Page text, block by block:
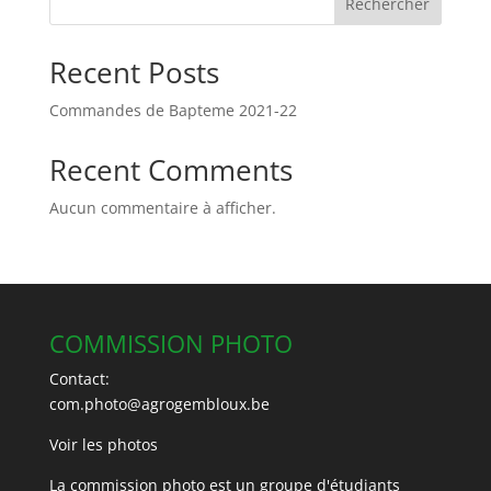
Recent Posts
Commandes de Bapteme 2021-22
Recent Comments
Aucun commentaire à afficher.
COMMISSION PHOTO
Contact:
com.photo@agrogembloux.be
Voir les photos
La commission photo est un groupe d'étudiants